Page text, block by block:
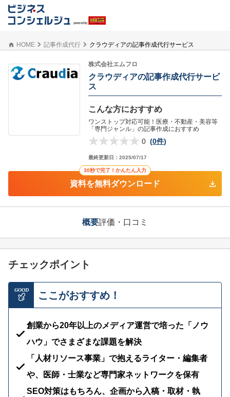
HOME 記事作成代行 クラウディアの記事作成代行サービス
株式会社エムフロ
クラウディアの記事作成代行サービ
ス
こんな方におすすめ
ワンストップ対応可能！医療・不動産・美容等
「専門ジャンル」の記事作成におすすめ
0 (0件)
最終更新日： 2025/07/17
30秒で完了！かんたん入力
資料を無料ダウンロード
概要評価・口コミ
チェックポイント
GOOD ここがおすすめ！
創業から20年以上のメディア運営で培った「ノウ
ハウ」でさまざまな課題を解決
「人材リソース事業」で抱えるライター・編集者
や、医師・士業など専門家ネットワークを保有
SEO対策はもちろん、企画から入稿・取材・執